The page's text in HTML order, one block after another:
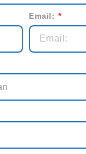
Email: